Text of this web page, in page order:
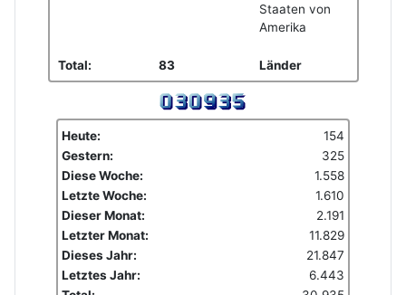
Staaten von
Amerika
Total: 83 Länder
Heute:
154
Gestern:
325
Diese Woche:
1.558
Letzte Woche:
1.610
Dieser Monat:
2.191
Letzter Monat:
11.829
Dieses Jahr:
21.847
Letztes Jahr:
6.443